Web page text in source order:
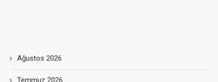
Ağustos 2026
Temmuz 2026